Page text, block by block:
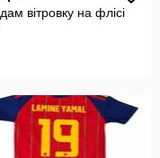
вітровку на флісі